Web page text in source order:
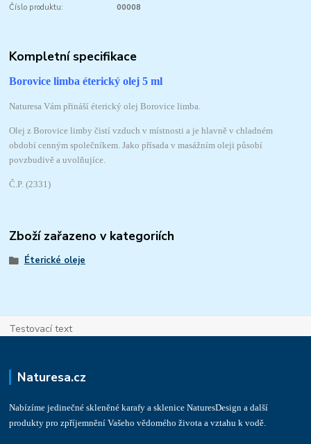
Číslo produktu: 00008
Kompletní specifikace
Borovice limba éterický olej 5 ml
Naturesa Vám přináší éterický olej Borovice limba.
Olej z Borovice limby čistí vzduch v místnosti a je hlavně v chladném
období cenným společníkem. Jako přísada v masážním oleji působí
povzbudivě a uvolňujíce.
Č.P. (2331)
Zboží zařazeno v kategoriích
Éterické oleje
Testovací text
Naturesa.cz
Nabízíme jedinečné skleněné karafy a sklenice NaturesDesign a další
produkty pro zpříjemnění Vašeho vědomého života a vztahu k vodě.